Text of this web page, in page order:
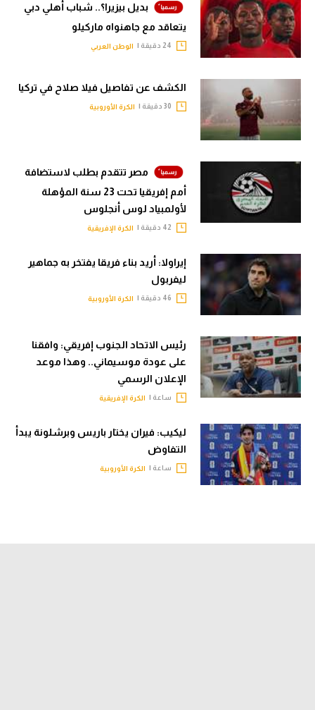
بديل بيزيرا؟.. شباب أهلي دبي
يتعاقد مع جاهنواه ماركيلو
الوطن العربي
الكشف عن تفاصيل فيلا صلاح في تركيا
الكرة الأوروبية
مصر تتقدم بطلب لاستضافة
أمم إفريقيا تحت 23 سنة المؤهلة
لأولمبياد لوس أنجلوس
الكرة الإفريقية
إيراولا: أريد بناء فريقا يفتخر به جماهير
ليفربول
الكرة الأوروبية
رئيس الاتحاد الجنوب إفريقي: وافقنا
على عودة موسيماني.. وهذا موعد
الإعلان الرسمي
ساعة | الكرة الإفريقية
ليكيب: فيران يختار باريس وبرشلونة يبدأ
التفاوض
ساعة | الكرة الأوروبية